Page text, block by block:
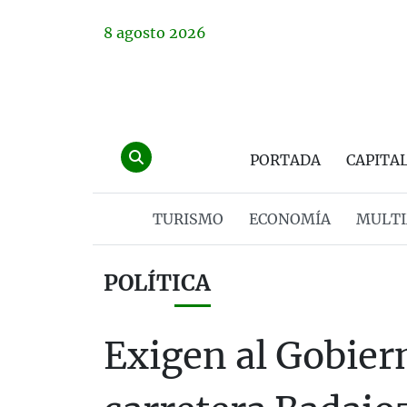
8 agosto 2026
PORTADA
TURISMO ECONOMÍA
POLÍTICA
Exigen al